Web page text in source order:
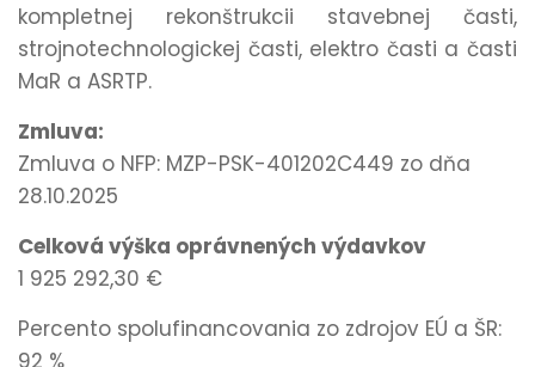
kompletnej rekonštrukcii stavebnej časti,
strojnotechnologickej časti, elektro časti a časti
MaR a ASRTP.
Zmluva:
Zmluva o NFP: MZP-PSK-401202C449 zo dňa
28.10.2025
Celková výška oprávnených výdavkov
1 925 292,30 €
Percento spolufinancovania zo zdrojov EÚ a ŠR:
92 %